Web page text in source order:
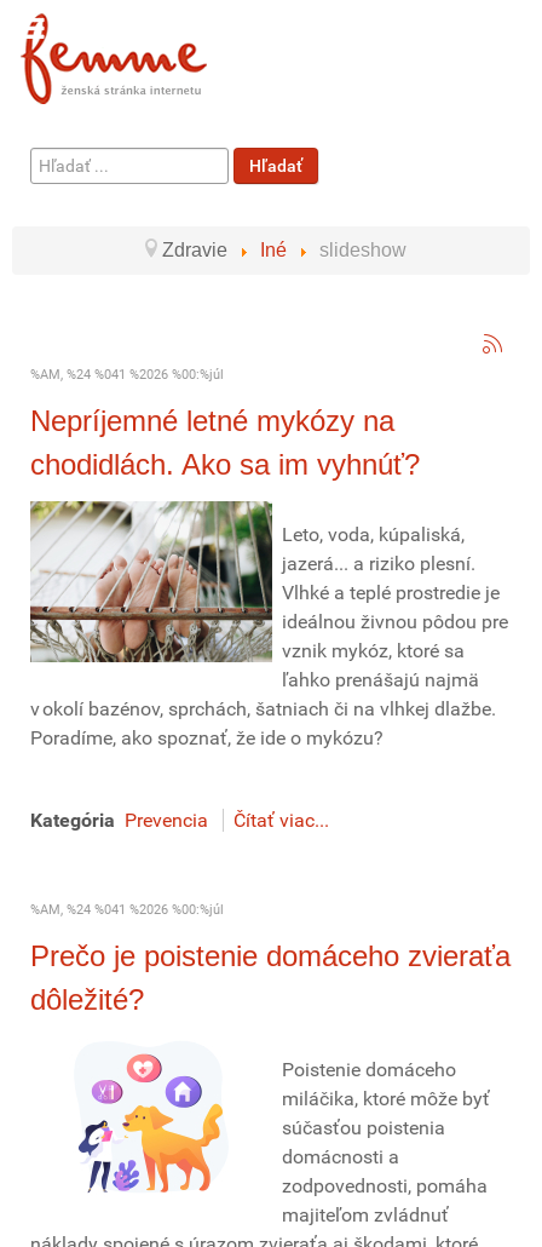
Hľadať
...
Hľadať
Zdravie Iné slideshow
%AM, %24 %041 %2026 %00:%júl
Nepríjemné letné mykózy na
chodidlách. Ako sa im vyhnúť?
Leto, voda, kúpaliská,
jazerá... a riziko plesní.
Vlhké a teplé prostredie je
ideálnou živnou pôdou pre
vznik mykóz, ktoré sa
ľahko prenášajú najmä
v okolí bazénov, sprchách, šatniach či na vlhkej dlažbe.
Poradíme, ako spoznať, že ide o mykózu?
Kategória Prevencia Čítať viac...
%AM, %24 %041 %2026 %00:%júl
Prečo je poistenie domáceho zvieraťa
dôležité?
Poistenie domáceho
miláčika, ktoré môže byť
súčasťou poistenia
domácnosti a
zodpovednosti, pomáha
majiteľom zvládnuť